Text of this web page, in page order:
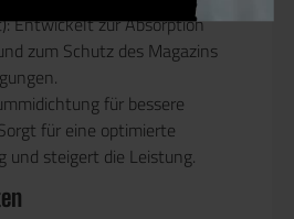
: Entwickelt zurAbsorption
zum Schutz des Magazins
für bessere
für eine optimierte
und steigert die Leistung.